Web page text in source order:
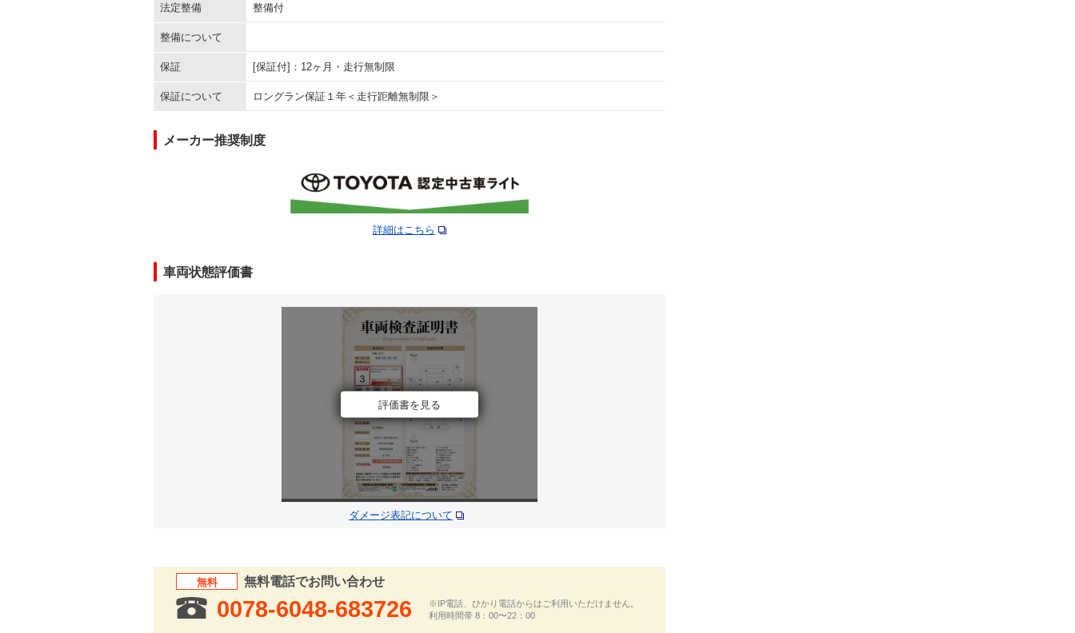
法定整備 整備付
整備について
保証 [保証付]：12ヶ月・走行無制限
保証について ロングラン保証１年＜走行距離無制限＞
メーカー推奨制度
詳細はこちら
車両状態評価書
評価書を見る
ダメージ表記について
無料 無料電話でお問い合わせ
0078-6048-683726
※IP電話、ひかり電話からはご利用いただけません。
利用時間帯 8：00〜22：00